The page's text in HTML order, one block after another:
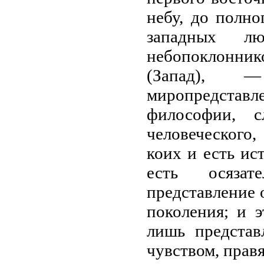
небу, до
западных
(Запад), —
философии,
коих и есть
есть
поколения; и
лишь
чувством,